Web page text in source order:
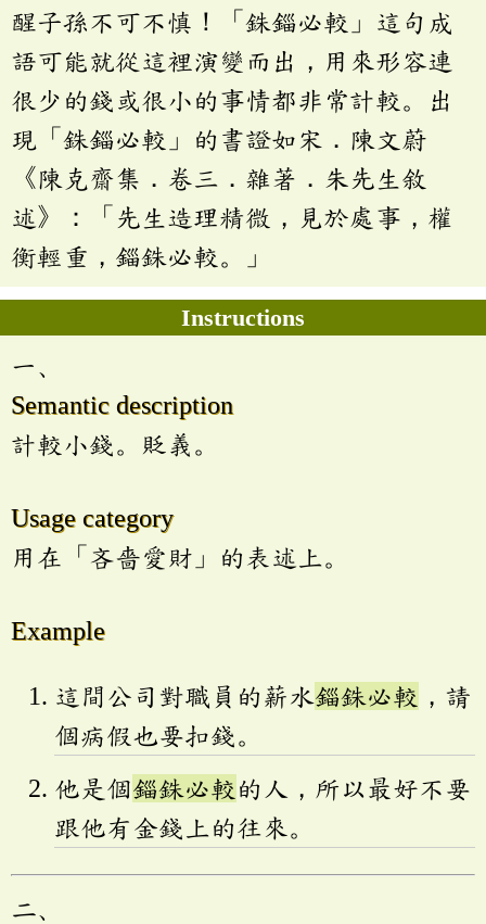
醒子孫不可不慎！「銖錙必較」這句成
語可能就從這裡演變而出，用來形容連
很少的錢或很小的事情都非常計較。出
現「銖錙必較」的書證如宋．陳文蔚
《陳克齋集．卷三．雜著．朱先生敘
述》：「先生造理精微，見於處事，權
衡輕重，錙銖必較。」
Instructions
一、
Semantic description
計較小錢。貶義。
Usage category
用在「吝嗇愛財」的表述上。
Example
這間公司對職員的薪水錙銖必較 ，請
個病假也要扣錢。
他是個錙銖必較 的人，所以最好不要
跟他有金錢上的往來。
二、